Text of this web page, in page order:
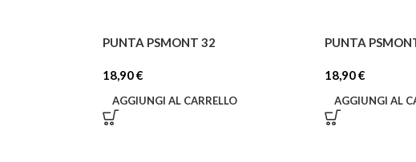
PUNTA PSMONT 32
18,90€
AGGIUNGI AL CARRELLO
PUNTA
18,90€
AGGIUNGI AL